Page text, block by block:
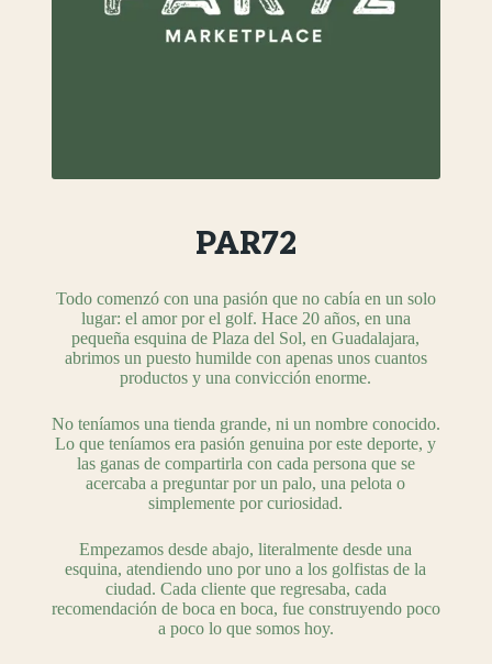
PAR72
Todo comenzó con una pasión que no cabía en un solo
lugar: el amor por el golf. Hace 20 años, en una
pequeña esquina de Plaza del Sol, en Guadalajara,
abrimos un puesto humilde con apenas unos cuantos
productos y una convicción enorme.
No teníamos una tienda grande, ni un nombre conocido.
Lo que teníamos era pasión genuina por este deporte, y
las ganas de compartirla con cada persona que se
acercaba a preguntar por un palo, una pelota o
simplemente por curiosidad.
Empezamos desde abajo, literalmente desde una
esquina, atendiendo uno por uno a los golfistas de la
ciudad. Cada cliente que regresaba, cada
recomendación de boca en boca, fue construyendo poco
a poco lo que somos hoy.